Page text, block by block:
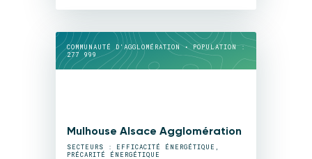
COMMUNAUTÉ D'AGGLOMÉRATION • POPULATION :
277 999
Mulhouse Alsace Agglomération
SECTEURS : EFFICACITÉ ÉNERGÉTIQUE,
PRÉCARITÉ ÉNERGÉTIQUE